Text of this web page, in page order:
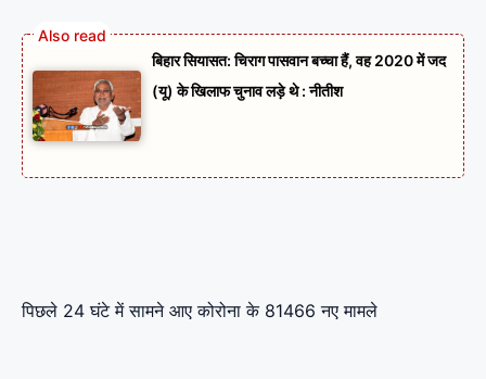
बिहार सियासत: चिराग पासवान बच्चा हैं, वह 2020 में जद
(यू) के खिलाफ चुनाव लड़े थे : नीतीश
पिछले 24 घंटे में सामने आए कोरोना के 81466 नए मामले